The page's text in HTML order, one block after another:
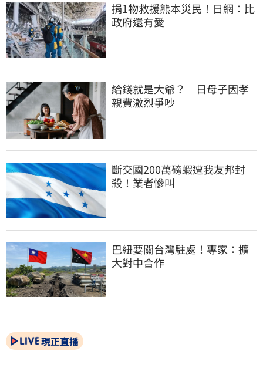
捐1物救援熊本災民！日網：比
政府還有愛
給錢就是大爺？　日母子因孝
親費激烈爭吵
斷交國200萬磅蝦遭我友邦封
殺！業者慘叫
巴紐要關台灣駐處！專家：擴
大對中合作
現正直播